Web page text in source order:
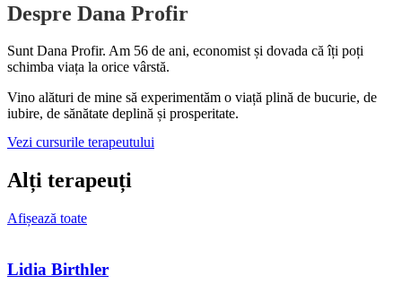
Despre Dana Profir
Sunt Dana Profir. Am 56 de ani, economist și dovada că îți poți
schimba viața la orice vârstă.
Vino alături de mine să experimentăm o viață plină de bucurie, de
iubire, de sănătate deplină și prosperitate.
Vezi cursurile terapeutului
Alți terapeuți
Afișează toate
Lidia Birthler